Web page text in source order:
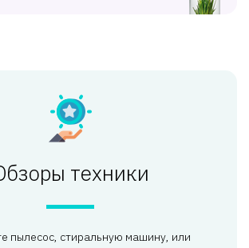
техники
пылесос, стиральную машину, или